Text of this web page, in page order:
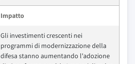
Impatto
Gli investimenti crescenti nei
programmi di modernizzazione della
difesa stanno aumentando l'adozione